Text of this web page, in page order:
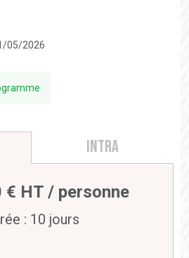
05/2026
Intra
€ HT / personne
: 10 jours